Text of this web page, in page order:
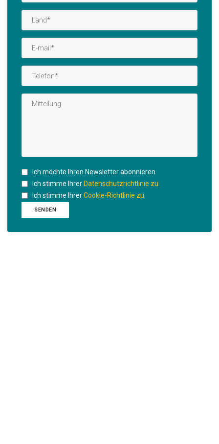
Ich möchte Ihren Newsletter abonnieren
Ich stimme Ihrer Datenschutzrichtlinie zu
Ich stimme IhrerCookie-Richtlinie zu